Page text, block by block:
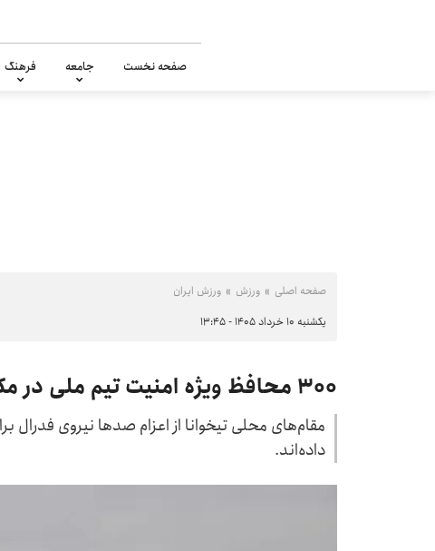
صفحه نخست جامعه فرهنگ
صفحه اصلی ورزش ورزش ایران
یکشنبه ۱۰ خرداد ۱۴۰۵ - ۱۳:۴۵
۳۰۰ محافظ ویژه امنیت تیم ملی در مکزیک را تامین می‌کنند
مقام‌های محلی تیخوانا از اعزام صدها نیروی فدرال
داده‌اند.